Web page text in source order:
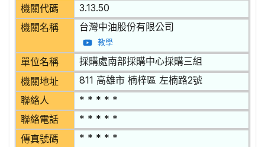
機關代碼
3.13.50
機關名稱 台灣中油股份有限公司
教學
單位名稱 採購處南部採購中心採購三組
機關地址 811 高雄市 楠梓區 左楠路2號
聯絡人 * * * * *
聯絡電話 * * * * *
傳真號碼 * * * * *